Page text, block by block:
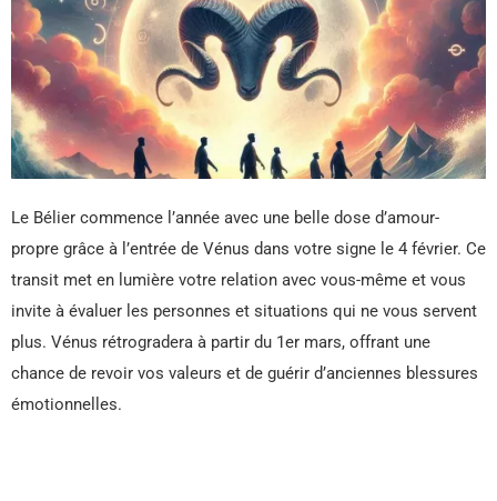
Le Bélier commence l’année avec une belle dose d’amour-
propre grâce à l’entrée de Vénus dans votre signe le 4 février. Ce
transit met en lumière votre relation avec vous-même et vous
invite à évaluer les personnes et situations qui ne vous servent
plus. Vénus rétrogradera à partir du 1er mars, offrant une
chance de revoir vos valeurs et de guérir d’anciennes blessures
émotionnelles.